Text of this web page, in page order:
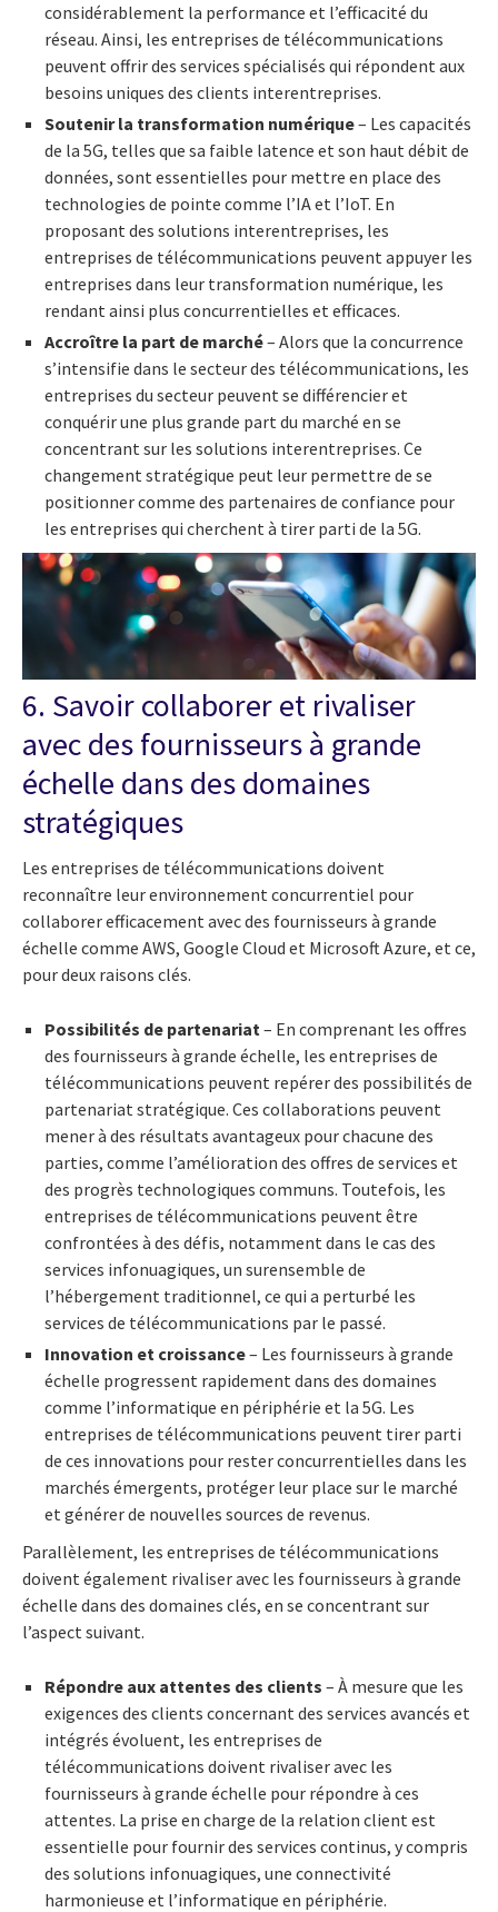
considérablement la performance et l’efficacité du
réseau. Ainsi, les entreprises de télécommunications
peuvent offrir des services spécialisés qui répondent aux
besoins uniques des clients interentreprises.
Soutenir la transformation numérique– Les capacités
de la 5G, telles que sa faible latence et son haut débit de
données, sont essentielles pour mettre en place des
technologies de pointe comme l’IA et l’IoT. En
proposant des solutions interentreprises, les
entreprises de télécommunications peuvent appuyer les
entreprises dans leur transformation numérique, les
rendant ainsi plus concurrentielles et efficaces.
Accroître la part de marché– Alors que la concurrence
s’intensifie dans le secteur des télécommunications, les
entreprises du secteur peuvent se différencier et
conquérir une plus grande part du marché en se
concentrant sur les solutions interentreprises. Ce
changement stratégique peut leur permettre de se
positionner comme des partenaires de confiance pour
les entreprises qui cherchent à tirer parti de la 5G.
6. Savoir collaborer et rivaliser
avec des fournisseurs à grande
échelle dans des domaines
stratégiques
Les entreprises de télécommunications doivent
reconnaître leur environnement concurrentiel pour
collaborer efficacement avec des fournisseurs à grande
échelle comme AWS, Google Cloud et Microsoft Azure, et ce,
pour deux raisons clés.
Possibilités de partenariat – En comprenant les offres
des fournisseurs à grande échelle, les entreprises de
télécommunications peuvent repérer des possibilités de
partenariat stratégique. Ces collaborations peuvent
mener à des résultats avantageux pour chacune des
parties, comme l’amélioration des offres de services et
des progrès technologiques communs. Toutefois, les
entreprises de télécommunications peuvent être
confrontées à des défis, notamment dans le cas des
services infonuagiques, un surensemble de
l’hébergement traditionnel, ce qui a perturbé les
services de télécommunications par le passé.
Innovation et croissance– Les fournisseurs à grande
échelle progressent rapidement dans des domaines
comme l’informatique en périphérie et la 5G. Les
entreprises de télécommunications peuvent tirer parti
de ces innovations pour rester concurrentielles dans les
marchés émergents, protéger leur place sur le marché
et générer de nouvelles sources de revenus.
Parallèlement, les entreprises de télécommunications
doivent également rivaliser avec les fournisseurs à grande
échelle dans des domaines clés, en se concentrant sur
l’aspect suivant.
Répondre aux attentes des clients – À mesure que les
exigences des clients concernant des services avancés et
intégrés évoluent, les entreprises de
télécommunications doivent rivaliser avec les
fournisseurs à grande échelle pour répondre à ces
attentes. La prise en charge de la relation client est
essentielle pour fournir des services continus, y compris
des solutions infonuagiques, une connectivité
harmonieuse et l’informatique en périphérie.